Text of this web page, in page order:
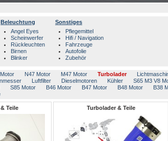
Beleuchtung
Angel Eyes
Scheinwerfer
Rückleuchten
Birnen
Blinker
Sonstiges
Pflegemittel
Hifi / Navigation
Fahrzeuge
Autofolie
Zubehör
N47 Motor M47 Motor Turbolader
Luftfilter Dieselmotoren Kühler S65 M3 V8
S85 Motor B46 Motor B47 Motor B48 Motor B38
Teile Turbolader & Teile